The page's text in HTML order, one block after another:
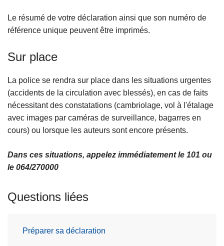
Le résumé de votre déclaration ainsi que son numéro de
référence unique peuvent être imprimés.
Sur place
La police se rendra sur place dans les situations urgentes
(accidents de la circulation avec blessés), en cas de faits
nécessitant des constatations (cambriolage, vol à l'étalage
avec images par caméras de surveillance, bagarres en
cours) ou lorsque les auteurs sont encore présents.
Dans ces situations, appelez immédiatement le 101 ou
le 064/270000
Questions liées
Préparer sa déclaration